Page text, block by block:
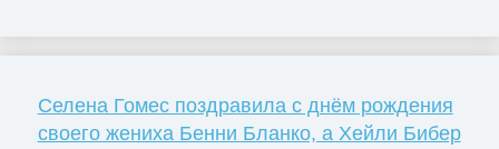
Селена Гомес поздравила с днём рождения
своего жениха Бенни Бланко, а Хейли Бибер